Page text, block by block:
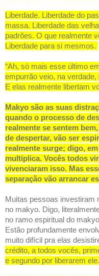
Liberdade. Liberdade do
massa. Liberdade das
padrões. O que realmente
Liberdade para si mesmos.
“Ah, só mais esse último
empurrão veio, na
E elas realmente libertam
Makyo são as suas
quando o processo de
realmente se sentem
de despertar, vão ser
realmente surge; digo,
multiplica. Vocês todos
vivenciaram isso. Mas
separação vão arrancar
Muitas pessoas investiram
no makyo. Digo,
no ramo espiritual do
Estão profundamente
muito difícil pra elas
crédito, a todos vocês,
e segundo por liberarem